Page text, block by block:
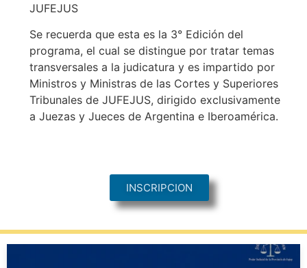
JUFEJUS
Se recuerda que esta es la 3° Edición del
programa, el cual se distingue por tratar temas
transversales a la judicatura y es impartido por
Ministros y Ministras de las Cortes y Superiores
Tribunales de JUFEJUS, dirigido exclusivamente
a Juezas y Jueces de Argentina e Iberoamérica.
INSCRIPCION